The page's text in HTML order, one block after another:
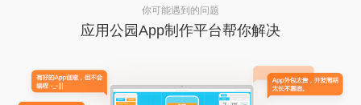
你可能遇到的问题
应用公园App制作平台帮你解决